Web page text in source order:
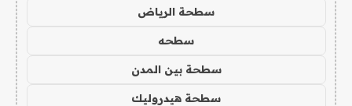
سطحة الرياض
سطحه
سطحة بين المدن
سطحة هيدروليك